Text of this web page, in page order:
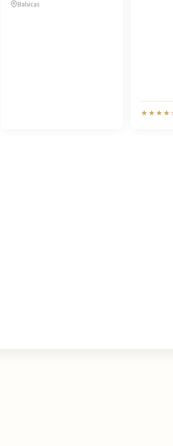
Balsicas